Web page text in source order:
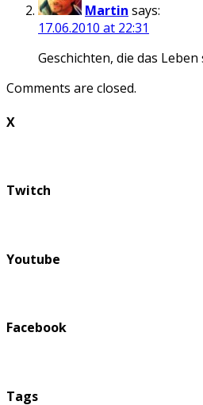
Martin says:
17.06.2010 at 22:31
Geschichten, die das
Comments are closed.
X
Twitch
Youtube
Facebook
Tags